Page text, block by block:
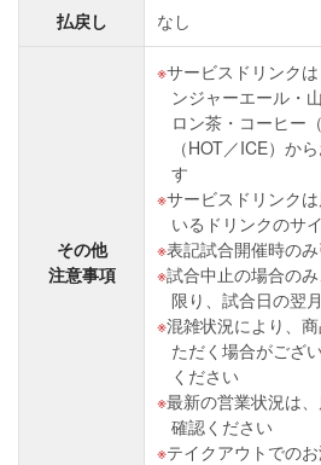
払戻し なし
その他
注意事項
サービスドリンク
ンジャーエール・
ロン茶・コーヒー
（HOT／ICE）か
す
サービスドリンク
いるドリンクのサ
表記試合開催時の
試合中止の場合の
限り、試合日の翌
混雑状況により、
ただく場合がござ
ください
最新の営業状況は
確認ください
テイクアウトでの